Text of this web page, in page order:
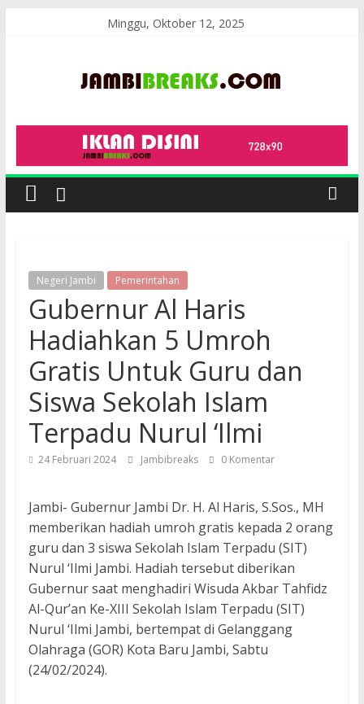
Minggu, Oktober 12, 2025
JambiBreaks
Negeri Jambi Pemerintahan
Gubernur Al Haris
Hadiahkan 5 Umroh
Gratis Untuk Guru dan
Siswa Sekolah Islam
Terpadu Nurul ‘Ilmi
24 Februari 2024 Jambibreaks 0 Komentar
Jambi- Gubernur Jambi Dr. H. Al Haris, S.Sos., MH
memberikan hadiah umroh gratis kepada 2 orang
guru dan 3 siswa Sekolah Islam Terpadu (SIT)
Nurul ‘Ilmi Jambi. Hadiah tersebut diberikan
Gubernur saat menghadiri Wisuda Akbar Tahfidz
Al-Qur’an Ke-XIII Sekolah Islam Terpadu (SIT)
Nurul ‘Ilmi Jambi, bertempat di Gelanggang
Olahraga (GOR) Kota Baru Jambi, Sabtu
(24/02/2024).